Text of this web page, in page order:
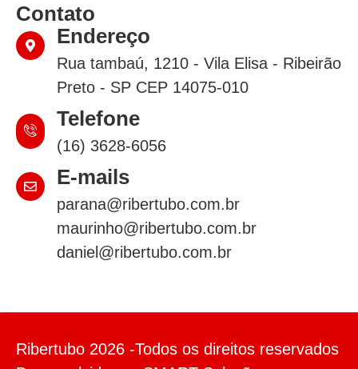
Contato
Endereço
Rua tambaú, 1210 - Vila Elisa - Ribeirão
Preto - SP CEP 14075-010
Telefone
(16) 3628-6056
E-mails
parana@ribertubo.com.br
maurinho@ribertubo.com.br
daniel@ribertubo.com.br
Ribertubo 2026 -Todos os direitos reservados